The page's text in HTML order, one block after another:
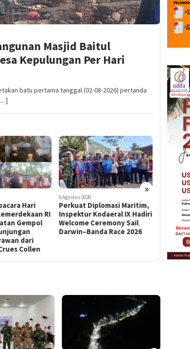
Masjid Baitul
Kepulungan Per Hari
batu pertama tanggal (02-08-2026) pertanda
»
Hari
RI
Gempol
dari
Collen
6 Agustus 2026
Perkuat Diplomasi Maritim,
Inspektur Kodaeral IX Hadiri
Welcome Ceremony Sail
Darwin–Banda Race 2026
Rasa
Agama